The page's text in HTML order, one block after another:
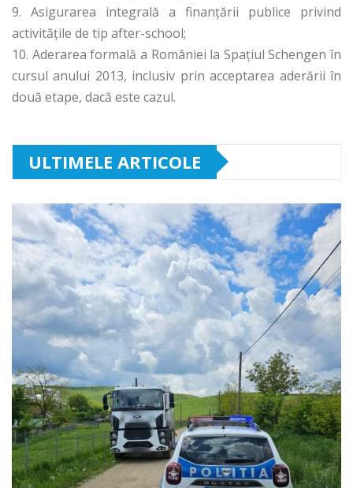
9. Asigurarea integrală a finanţării publice privind
activităţile de tip after-school;
10. Aderarea formală a României la Spaţiul Schengen în
cursul anului 2013, inclusiv prin acceptarea aderării în
două etape, dacă este cazul.
ULTIMELE ARTICOLE